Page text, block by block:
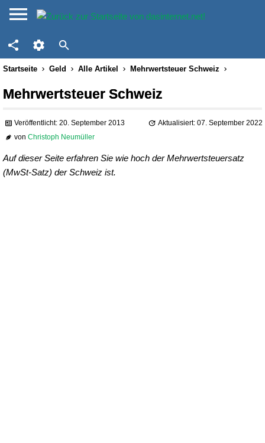
Startseite Geld Alle Artikel Mehrwertsteuer Schweiz
Mehrwertsteuer Schweiz
Veröffentlicht: 20. September 2013
Aktualisiert: 07. September 2022
vonChristoph Neumüller
Auf dieser Seite erfahren Sie wie hoch der Mehrwertsteuersatz
(MwSt-Satz) der Schweiz ist.